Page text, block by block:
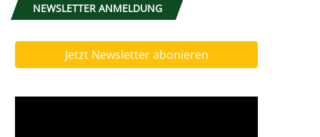
NEWSLETTER ANMELDUNG
Jetzt Newsletter abonieren